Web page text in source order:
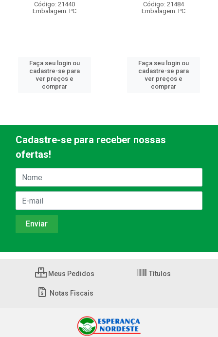
Código: 21440
Embalagem: PC
Faça seu login ou
cadastre-se para
ver preços e
comprar
Código: 21484
Embalagem: PC
Faça seu login ou
cadastre-se para
ver preços e
comprar
Cadastre-se para receber nossas
ofertas!
Meus Pedidos Títulos
Notas Fiscais